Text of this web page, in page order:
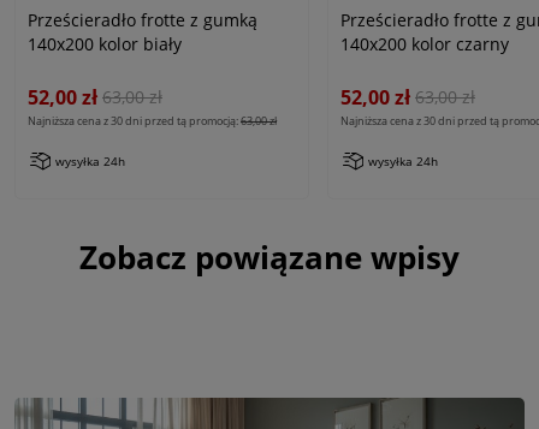
Prześcieradło frotte z gumką
140x200 kolor biały
52,00 zł 63,00 zł
Najniższa cena z 30 dni przed tą promocją:63,00 zł
wysyłka 24h
Prześcieradło frotte z
140x200 kolor czarny
52,00 zł 63,00 zł
Najniższa cena z 30 dni przed tą
wysyłka 24h
Zobacz powiązane wpisy